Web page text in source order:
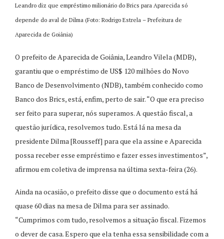
Leandro diz que empréstimo milionário do Brics para Aparecida só
depende do aval de Dilma (Foto: Rodrigo Estrela – Prefeitura de
Aparecida de Goiânia)
O prefeito de Aparecida de Goiânia, Leandro Vilela (MDB),
garantiu que o empréstimo de US$ 120 milhões do Novo
Banco de Desenvolvimento (NDB), também conhecido como
Banco dos Brics, está, enfim, perto de sair. “O que era preciso
ser feito para superar, nós superamos. A questão fiscal, a
questão jurídica, resolvemos tudo. Está lá na mesa da
presidente Dilma [Rousseff] para que ela assine e Aparecida
possa receber esse empréstimo e fazer esses investimentos”,
afirmou em coletiva de imprensa na última sexta-feira (26).
Ainda na ocasião, o prefeito disse que o documento está há
quase 60 dias na mesa de Dilma para ser assinado.
“Cumprimos com tudo, resolvemos a situação fiscal. Fizemos
o dever de casa. Espero que ela tenha essa sensibilidade com a